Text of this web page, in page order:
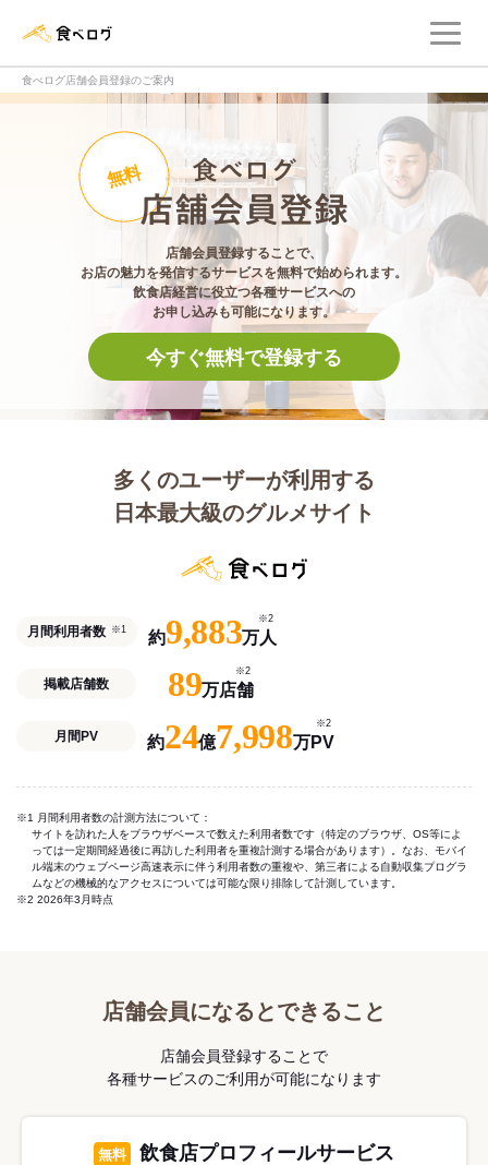
食べログ店舗会員登録のご案内
食べログ店舗会員
無料
店舗会員登録することで、
お店の魅力を発信するサービスを無料で始められます。
飲食店経営に役立つ各種サービスへの
お申し込みも可能になります。
今すぐ無料で登録する
多くのユーザーが利用する
日本最大級のグルメサイト
月間利用者数 ※1 約9,883万人
※2
掲載店舗数 89万店舗
※2
月間PV 約24億7,998万PV
※2
※1 月間利用者数の計測方法について：
サイトを訪れた人をブラウザベースで数えた利用者数です（特定のブラウザ、OS等によ
っては一定期間経過後に再訪した利用者を重複計測する場合があります）。なお、モバイ
ル端末のウェブページ高速表示に伴う利用者数の重複や、第三者による自動収集プログラ
ムなどの機械的なアクセスについては可能な限り排除して計測しています。
※2 2026年3月時点
店舗会員になるとできること
店舗会員登録することで
各種サービスのご利用が可能になります
無料 飲食店プロフィールサービス